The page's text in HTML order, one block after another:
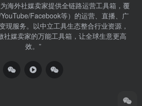
海外社媒卖家提供全链路运营工具箱，覆
Facebook等）​的运营、直播、广
现服务。以中立工具生态整合行业资源，
媒卖家的万能工具箱，让全球生意更高
效。”